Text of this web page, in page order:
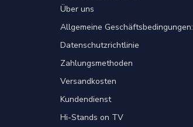
Über uns
Allgemeine Geschäftsbedingungen:
Datenschutzrichtlinie
Zahlungsmethoden
Versandkosten
Kundendienst
Hi-Stands on TV